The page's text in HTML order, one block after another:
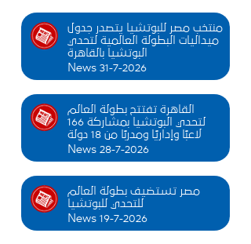
منتخب مصر للبوتشيا يتصدر جدول
ميداليات البطولة العالمية لتحدي
البوتشيا بالقاهرة
News 31-7-2026
القاهرة تفتتح بطولة العالم
لتحدي البوتشيا بمشاركة 166
لاعبًا وإداريًا ومدربًا من 18 دولة
News 28-7-2026
مصر تستضيف بطولة العالم
للتحدي للبوتشيا
News 19-7-2026